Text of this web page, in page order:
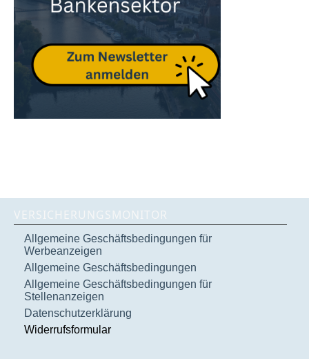
VERSICHERUNGSMONITOR
Allgemeine Geschäftsbedingungen für
Werbeanzeigen
Allgemeine Geschäftsbedingungen
Allgemeine Geschäftsbedingungen für
Stellenanzeigen
Datenschutzerklärung
Widerrufsformular